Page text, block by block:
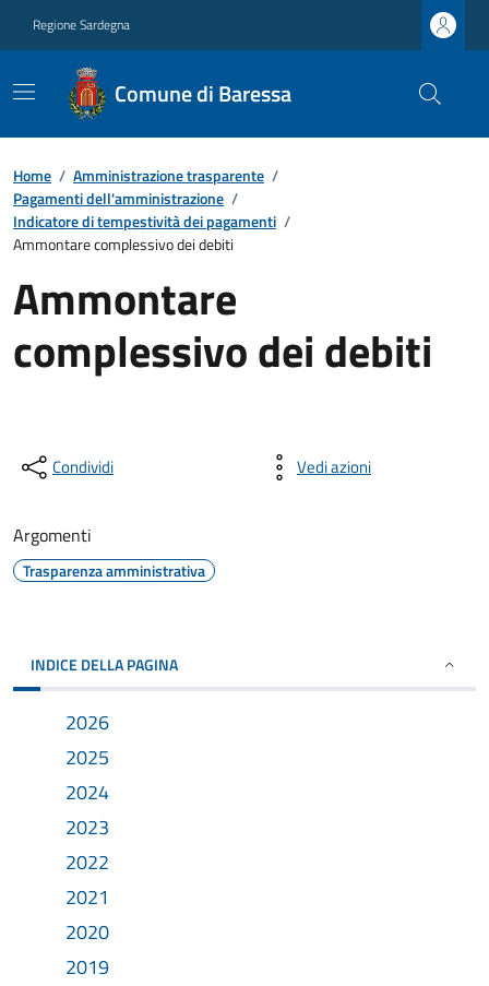
Regione Sardegna
Comune di Baressa
Home / Amministrazione trasparente /
Pagamenti dell'amministrazione /
Indicatore di tempestività dei pagamenti /
Ammontare complessivo dei debiti
Ammontare
complessivo dei debiti
Condividi Vedi azioni
Argomenti
Trasparenza amministrativa
INDICE DELLA PAGINA
2026
2025
2024
2023
2022
2021
2020
2019